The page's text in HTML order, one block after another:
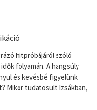
hitpróbájáról szóló
folyamán. A hangsúly
és kevésbé figyelünk
Mikor tudatosult Izsákban,